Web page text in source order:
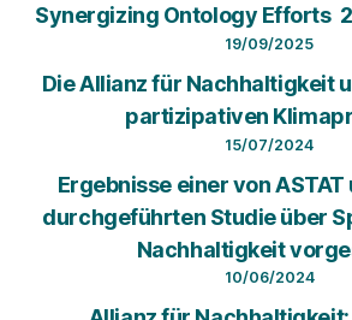
Synergizing Ontology Efforts
19/09/2025
Die Allianz für Nachhaltigkeit
partizipativen
15/07/2024
Ergebnisse einer von ASTAT
durchgeführten Studie über
Nachhaltigkeit
10/06/2024